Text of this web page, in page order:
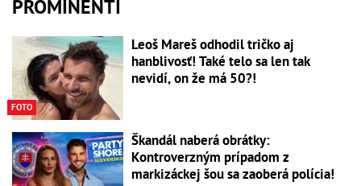
PROMINENTI
FOTO
Leoš Mareš odhodil tričko aj
hanblivosť! Také telo sa len tak
nevidí, on že má 50?!
Škandál naberá obrátky:
Kontroverzným prípadom z
markizáckej šou sa zaoberá polícia!